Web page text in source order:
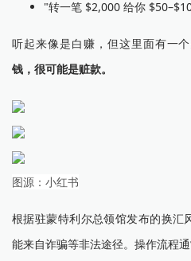
"转一笔 $2,000 给你
听起来像是白赚，但这里面有一
钱，很可能是赃款。
图源：小红书
根据驻蒙特利尔总领馆发布的换汇
能来自诈骗等非法途径。操作流程